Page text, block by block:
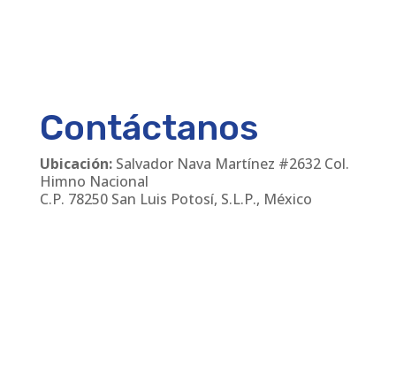
Contáctanos
Ubicación:Salvador Nava Martínez #2632 Col.
Himno Nacional
C.P. 78250 San Luis Potosí, S.L.P., México